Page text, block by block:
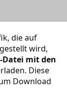
die auf
wird,
Datei mit den
Diese
Download